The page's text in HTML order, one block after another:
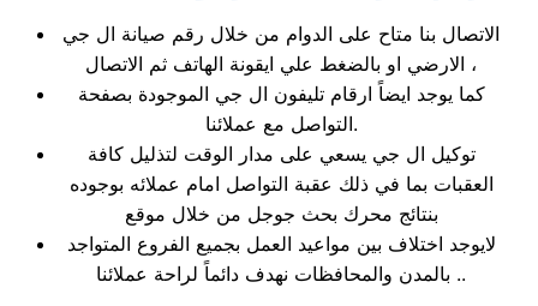
الاتصال بنا متاح على الدوام من خلال رقم صيانة ال جي
الارضي او بالضغط علي ايقونة الهاتف ثم الاتصال ،
كما يوجد ايضاً ارقام تليفون ال جي الموجودة بصفحة
التواصل مع عملائنا.
توكيل ال جي يسعي على مدار الوقت لتذليل كافة
العقبات بما في ذلك عقبة التواصل امام عملائه بوجوده
بنتائج محرك بحث جوجل من خلال موقع
لايوجد اختلاف بين مواعيد العمل بجميع الفروع المتواجد
بالمدن والمحافظات نهدف دائماً لراحة عملائنا ..